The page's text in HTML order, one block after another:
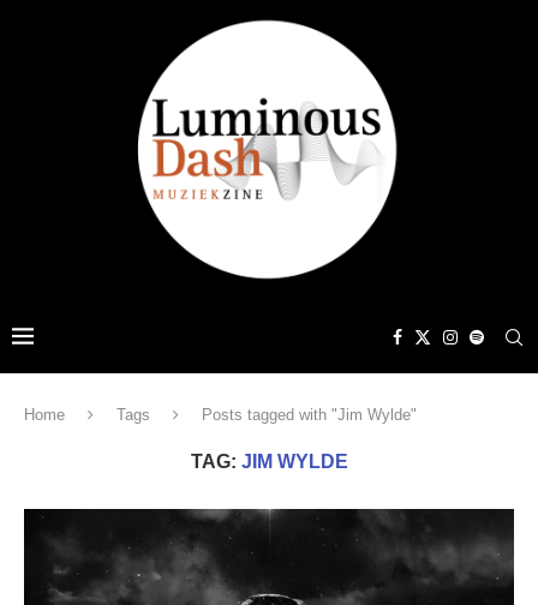
Home Tags Posts tagged with "Jim Wylde"
TAG: JIM WYLDE